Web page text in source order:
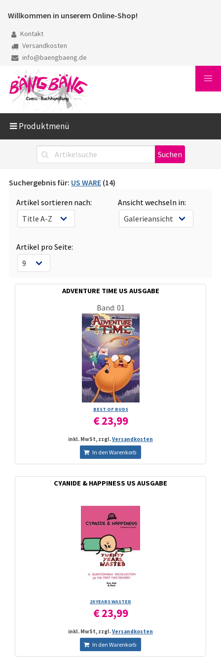
Willkommen in unserem Online-Shop!
Kontakt
Versandkosten
info@baengbaeng.de
Produktmenü
Suchergebnis für: US WARE (14)
Artikel sortieren nach:
Ansicht wechseln in:
Artikel pro Seite:
ADVENTURE TIME US AUSGABE
Band: 01
BEST OF BUDS
€ 23,99
inkl. MwSt, zzgl.Versandkosten
In den Warenkorb
CYANIDE & HAPPINESS US AUSGABE
20 YEARS WASTED
€ 23,99
inkl. MwSt, zzgl.Versandkosten
In den Warenkorb